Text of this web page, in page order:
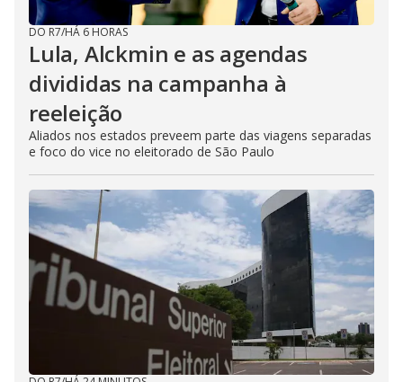
DO R7/HÁ 6 HORAS
Lula, Alckmin e as agendas
divididas na campanha à
reeleição
Aliados nos estados preveem parte das viagens separadas
e foco do vice no eleitorado de São Paulo